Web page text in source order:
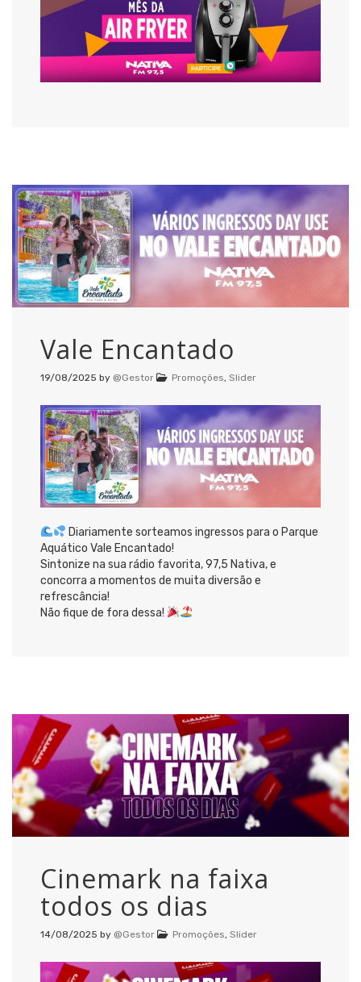
Vale Encantado
19/08/2025 by @Gestor Promoções, Slider
Diariamente sorteamos ingressos para o Parque
Aquático Vale Encantado!
Sintonize na sua rádio favorita, 97,5 Nativa, e
concorra a momentos de muita diversão e
refrescância!
Não fique de fora dessa!
Cinemark na faixa
todos os dias
14/08/2025 by @Gestor Promoções, Slider